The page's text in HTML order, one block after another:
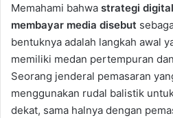
Memahami bahwa strategi
membayar media disebut
bentuknya adalah langkah awal
memiliki medan pertempuran
Seorang jenderal pemasaran
menggunakan rudal balistik
dekat, sama halnya dengan